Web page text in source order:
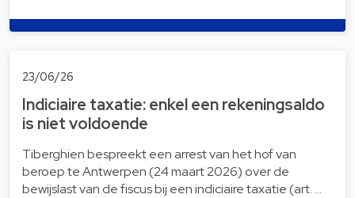
23/06/26
Indiciaire taxatie: enkel een rekeningsaldo
is niet voldoende
Tiberghien bespreekt een arrest van het hof van
beroep te Antwerpen (24 maart 2026) over de
bewijslast van de fiscus bij een indiciaire taxatie (art. …